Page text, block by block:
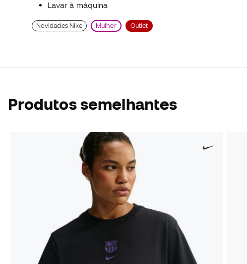
Lavar à máquina
Novidades Nike Mulher Outlet
Produtos semelhantes